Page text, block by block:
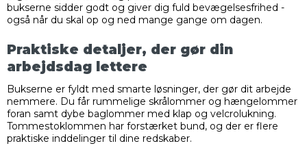
bukserne sidder godt og giver dig fuld bevægelsesfrihed -
også når du skal op og ned mange gange om dagen.
Praktiske detaljer, der gør din
arbejdsdag lettere
Bukserne er fyldt med smarte løsninger, der gør dit arbejde
nemmere. Du får rummelige skrålommer og hængelommer
foran samt dybe baglommer med klap og velcrolukning.
Tommestoklommen har forstærket bund, og der er flere
praktiske inddelinger til dine redskaber.